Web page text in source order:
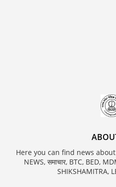
Here you can find news about
NEWS, समाचार, BTC, BED,
SHIKSHAMITRA,